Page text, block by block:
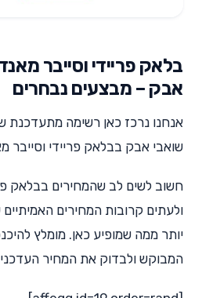
אבק – מבצעים נבחרים
אנחנו נרכז כאן רשימה מתעדכנת
שואבי אבק בבלאק פריידי וסייבר
חשוב לשים לב שהמחירים בבלאק
ולעתים קרובות המחירים האמיתיים
יותר ממה שמופיע כאן. מומלץ
המבוקש ולבדוק את המחיר